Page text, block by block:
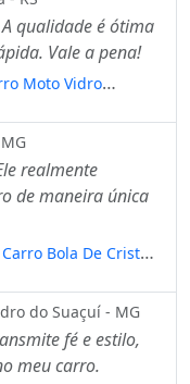
qualidade é ótima
Vale a pena!
Moto Vidro
realmente
de maneira única
Bola De Cristal
do Suaçuí - MG
fé e estilo,
meu carro.